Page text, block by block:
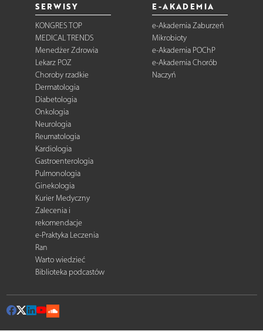
SERWISY
KONGRES TOP
MEDICAL TRENDS
Menedżer Zdrowia
Lekarz POZ
Choroby rzadkie
Dermatologia
Diabetologia
Onkologia
Neurologia
Reumatologia
Kardiologia
Gastroenterologia
Pulmonologia
Ginekologia
Kurier Medyczny
Zalecenia i
rekomendacje
e-Praktyka Leczenia
Ran
Warto wiedzieć
Biblioteka podcastów
E-AKADEMIA
e-Akademia Zaburzeń
Mikrobioty
e-Akademia POChP
e-Akademia Chorób
Naczyń